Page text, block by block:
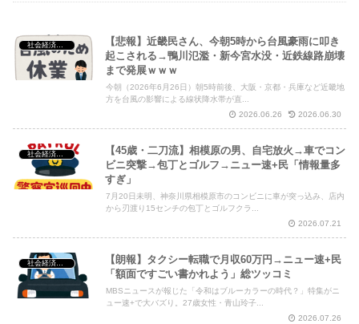
Powered by livedoor 相互RSS
社会経済・政治
【悲報】近畿民さん、今朝5時から台風豪雨に叩き
起こされる→鴨川氾濫・新今宮水没・近鉄線路崩壊
まで発展ｗｗｗ
今朝（2026年6月26日）朝5時前後、大阪・京都・兵庫など近畿地
方を台風の影響による線状降水帯が直...
2026.06.26
2026.06.30
社会経済・政治
【45歳・二刀流】相模原の男、自宅放火→車でコン
ビニ突撃→包丁とゴルフ→ニュー速+民「情報量多
すぎ」
7月20日未明、神奈川県相模原市のコンビニに車が突っ込み、店内
から刃渡り15センチの包丁とゴルフクラ...
2026.07.21
社会経済・政治
【朗報】タクシー転職で月収60万円→ニュー速+民
「額面ですごい書かれよう」総ツッコミ
MBSニュースが報じた「令和はブルーカラーの時代？」特集がニ
ュー速+で大バズり。27歳女性・青山玲子...
2026.07.26